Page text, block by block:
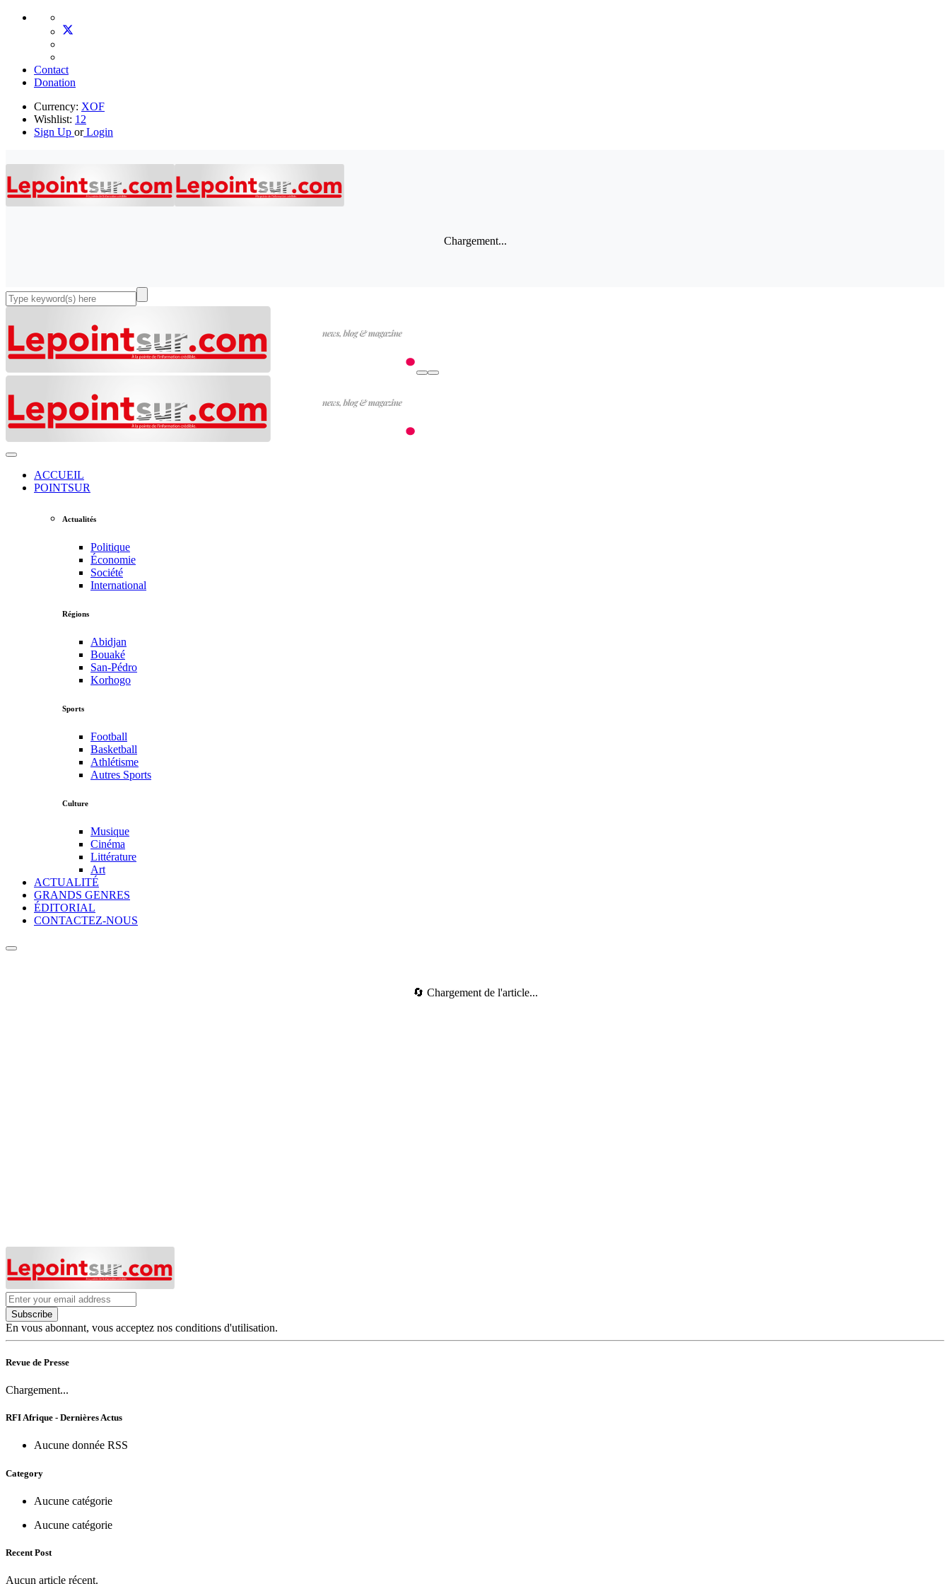
Contact
Donation
Currency: XOF
Wishlist: 12
Sign Up orLogin
Chargement...
ACCUEIL
POINTSUR
Actualités
Politique
Économie
Société
International
Régions
Abidjan
Bouaké
San-Pédro
Korhogo
Sports
Football
Basketball
Athlétisme
Autres Sports
Culture
Musique
Cinéma
Littérature
Art
ACTUALITÉ
GRANDS GENRES
ÉDITORIAL
CONTACTEZ-NOUS
🔄 Chargement de l'article...
Subscribe
En vous abonnant, vous acceptez nos conditions d'utilisation.
Revue de Presse
Chargement...
RFI Afrique - Dernières Actus
Aucune donnée RSS
Category
Aucune catégorie
Aucune catégorie
Recent Post
Aucun article récent.